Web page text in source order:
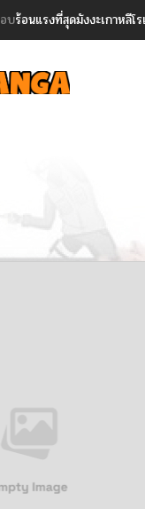
บร้อนแรงที่สุดมังงะเกาหลีโ